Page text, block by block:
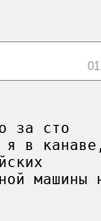
за сто
я в канаве,
машины